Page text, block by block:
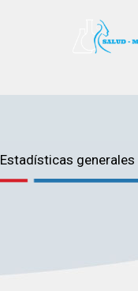
Estadísticas generales